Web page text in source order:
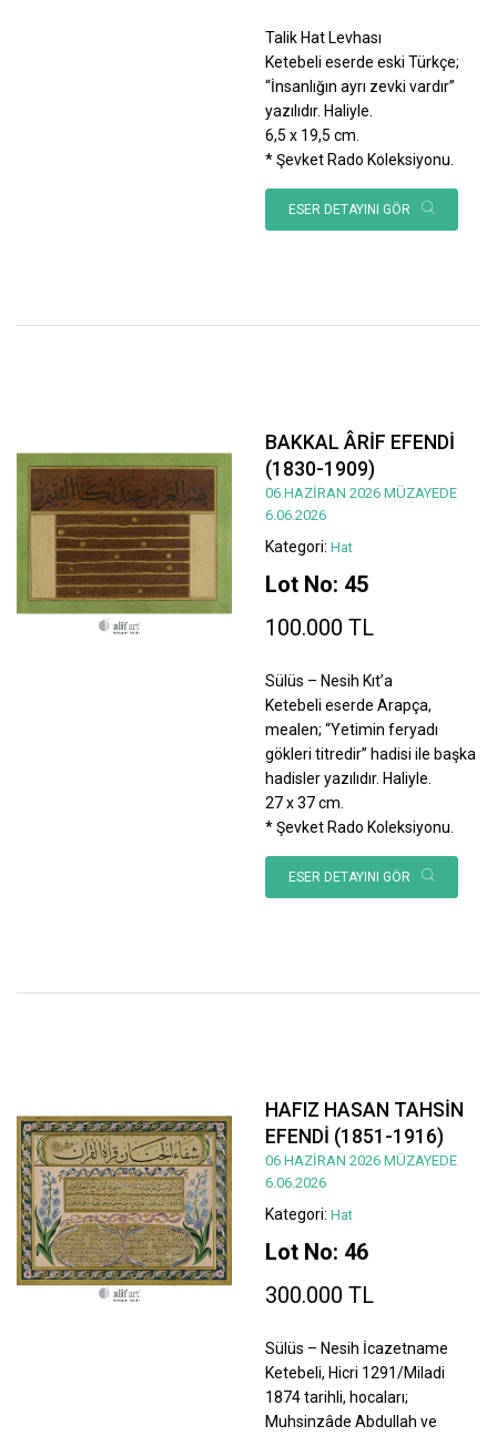
Talik Hat Levhası
Ketebeli eserde eski Türkçe;
“İnsanlığın ayrı zevki vardır”
yazılıdır. Haliyle.
6,5 x 19,5 cm.
* Şevket Rado Koleksiyonu.
ESER DETAYINI GÖR
BAKKAL ÂRİF EFENDİ
(1830-1909)
06 HAZİRAN 2026 MÜZAYEDE
6.06.2026
Kategori: Hat
Lot No: 45
100.000 TL
Sülüs – Nesih Kıt’a
Ketebeli eserde Arapça,
mealen; “Yetimin feryadı
gökleri titredir” hadisi ile başka
hadisler yazılıdır. Haliyle.
27 x 37 cm.
* Şevket Rado Koleksiyonu.
ESER DETAYINI GÖR
HAFIZ HASAN TAHSİN
EFENDİ (1851-1916)
06 HAZİRAN 2026 MÜZAYEDE
6.06.2026
Kategori: Hat
Lot No: 46
300.000 TL
Sülüs – Nesih İcazetname
Ketebeli, Hicri 1291/Miladi
1874 tarihli, hocaları;
Muhsinzâde Abdullah ve